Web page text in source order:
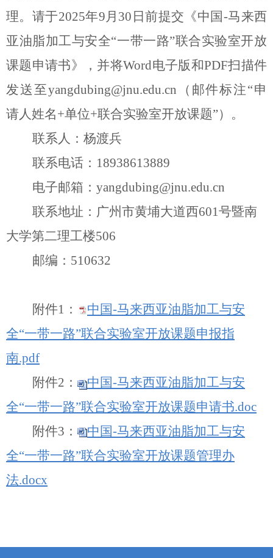
理。请于2025年9月 30 日前提交《中国-马来西
亚油脂加工与安全“一带一路”联合实验室开放
课题申请书》， 并将Word电子版和PDF扫描件
发送至yangdubing@jnu.edu.cn （邮件标注“申
请人姓名+单位+联合实验室开放课题”）。
联系人： 杨渡兵
联系电话： 18938613889
电子邮箱： yangdubing@jnu.edu.cn
联系地址：广州市黄埔大道西601号暨南
大学第二理工楼506
邮编： 510632
附件1 ：
中国-马来西亚油脂加工与安
全“一带一路”联合实验室开放课题申报指
南.pdf
附件2 ：
中国-马来西亚油脂加工与安
全“一带一路”联合实验室开放课题申请书.doc
附件3 ：
中国-马来西亚油脂加工与安
全“一带一路”联合实验室开放课题管理办
法.docx